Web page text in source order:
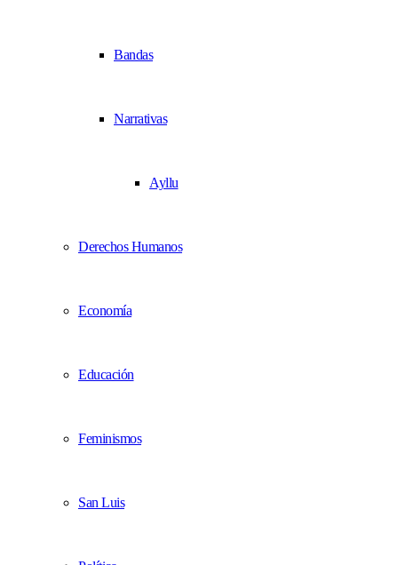
Bandas
Narrativas
Ayllu
Derechos Humanos
Economía
Educación
Feminismos
San Luis